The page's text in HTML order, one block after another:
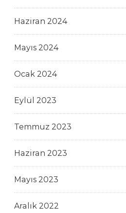
Haziran 2024
Mayıs 2024
Ocak 2024
Eylül 2023
Temmuz 2023
Haziran 2023
Mayıs 2023
Aralık 2022